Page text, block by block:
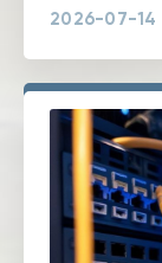
2026-07-14